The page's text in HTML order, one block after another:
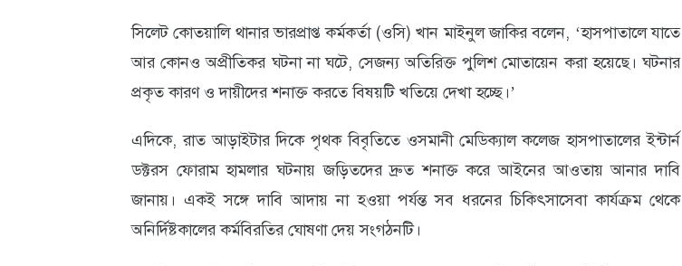
সিলেট কোতয়ালি থানার ভারপ্রাপ্ত কর্মকর্তা (ওসি) খান মাইনুল জাকির বলেন, ‘হাসপাতালে যাতে
আর কোনও অপ্রীতিকর ঘটনা না ঘটে, সেজন্য অতিরিক্ত পুলিশ মোতায়েন করা হয়েছে। ঘটনার
প্রকৃত কারণ ও দায়ীদের শনাক্ত করতে বিষয়টি খতিয়ে দেখা হচ্ছে।’
এদিকে, রাত আড়াইটার দিকে পৃথক বিবৃতিতে ওসমানী মেডিক্যাল কলেজ হাসপাতালের ইন্টার্ন
ডক্টরস ফোরাম হামলার ঘটনায় জড়িতদের দ্রুত শনাক্ত করে আইনের আওতায় আনার দাবি
জানায়। একই সঙ্গে দাবি আদায় না হওয়া পর্যন্ত সব ধরনের চিকিৎসাসেবা কার্যক্রম থেকে
অনির্দিষ্টকালের কর্মবিরতির ঘোষণা দেয় সংগঠনটি।